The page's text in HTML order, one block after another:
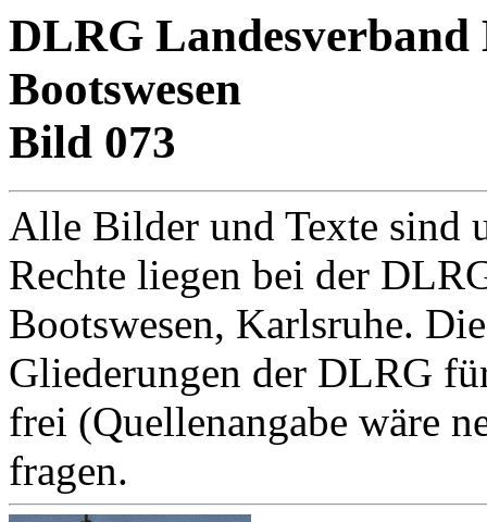
DLRG Landesverband
Bootswesen
Bild 073
Alle Bilder und Texte sind
Rechte liegen bei der
Bootswesen, Karlsruhe.
Gliederungen der DLRG
frei (Quellenangabe wäre
fragen.